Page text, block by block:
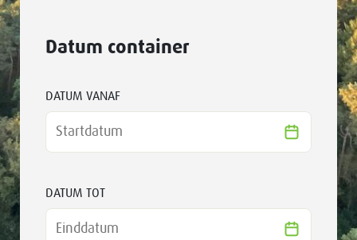
Datum container
DATUM VANAF
DATUM TOT